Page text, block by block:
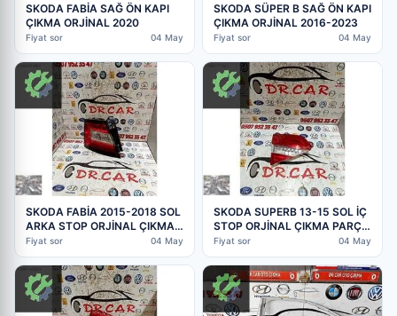
SKODA FABİA SAĞ ÖN KAPI
ÇIKMA ORJİNAL 2020
Fiyat sor 04 May
SKODA SÜPER B SAĞ ÖN KAPI
ÇIKMA ORJİNAL 2016-2023
Fiyat sor 04 May
SKODA FABİA 2015-2018 SOL
ARKA STOP ORJİNAL ÇIKMA
PARÇA
Fiyat sor 04 May
SKODA SUPERB 13-15 SOL İÇ
STOP ORJİNAL ÇIKMA PARÇA
3T5945093A (2. Adet)
Fiyat sor 04 May